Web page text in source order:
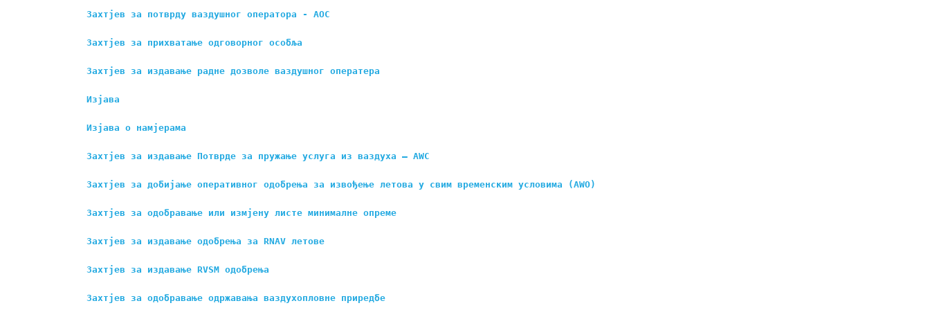
Захтјев за потврду ваздушног оператора - AOC
Захтјев за прихватање одговорног особља
Захтјев за издавање радне дозволе ваздушног оператера
Изјава
Изјава о намјерама
Захтјев за издавање Потврде за пружање услуга из ваздуха – AWC
Захтјев за добијање оперативног одобрења за извођење летова у свим временским условима (AWO)
Захтјев за одобравање или измјену листе минималне опреме
Захтјев за издавање одобрења за RNAV летове
Захтјев за издавање RVSM одобрења
Захтјев за одобравање одржавања ваздухопловне приредбе